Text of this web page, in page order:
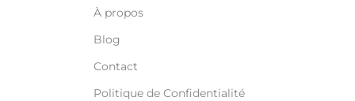
À propos
Blog
Contact
Politique de Confidentialité